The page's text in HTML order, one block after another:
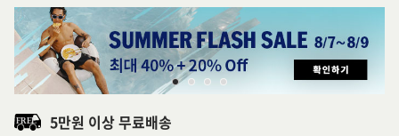
5만원 이상 무료배송